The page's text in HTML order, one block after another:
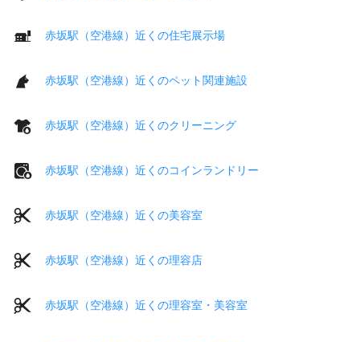
赤坂駅（空港線）近くの住宅展示場
赤坂駅（空港線）近くのペット関連施設
赤坂駅（空港線）近くのクリーニング
赤坂駅（空港線）近くのコインランドリー
赤坂駅（空港線）近くの美容室
赤坂駅（空港線）近くの理容店
赤坂駅（空港線）近くの理容室・美容室